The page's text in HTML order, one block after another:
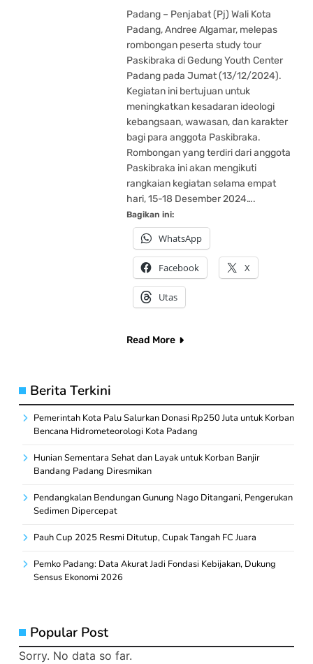
Padang – Penjabat (Pj) Wali Kota
Padang, Andree Algamar, melepas
rombongan peserta study tour
Paskibraka di Gedung Youth Center
Padang pada Jumat (13/12/2024).
Kegiatan ini bertujuan untuk
meningkatkan kesadaran ideologi
kebangsaan, wawasan, dan karakter
bagi para anggota Paskibraka.
Rombongan yang terdiri dari anggota
Paskibraka ini akan mengikuti
rangkaian kegiatan selama empat
hari, 15-18 Desember 2024….
Bagikan ini:
WhatsApp
Facebook X
Utas
Read More
Berita Terkini
Pemerintah Kota Palu Salurkan Donasi Rp250 Juta untuk Korban
Bencana Hidrometeorologi Kota Padang
Hunian Sementara Sehat dan Layak untuk Korban Banjir
Bandang Padang Diresmikan
Pendangkalan Bendungan Gunung Nago Ditangani, Pengerukan
Sedimen Dipercepat
Pauh Cup 2025 Resmi Ditutup, Cupak Tangah FC Juara
Pemko Padang: Data Akurat Jadi Fondasi Kebijakan, Dukung
Sensus Ekonomi 2026
Popular Post
Sorry. No data so far.